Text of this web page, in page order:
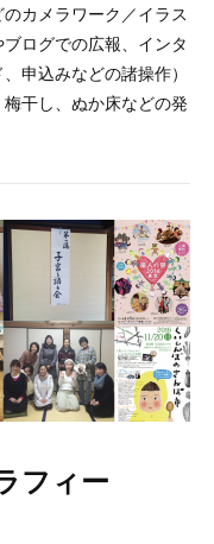
カメラワーク／イラス
ログでの広報、インタ
申込みなどの諸操作）
干し、ぬか床などの発
フィー